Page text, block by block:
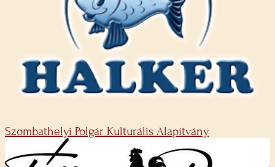
Szombathelyi Polgár Kulturális Alapítvány